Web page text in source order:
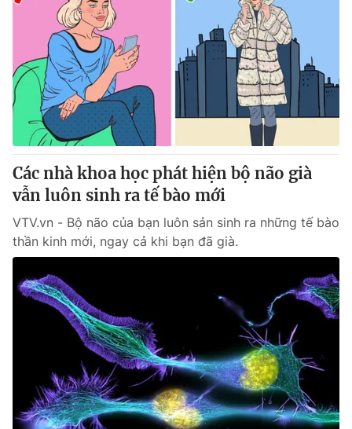
Các nhà khoa học phát hiện bộ não già
vẫn luôn sinh ra tế bào mới
VTV.vn - Bộ não của bạn luôn sản sinh ra những tế bào
thần kinh mới, ngay cả khi bạn đã già.